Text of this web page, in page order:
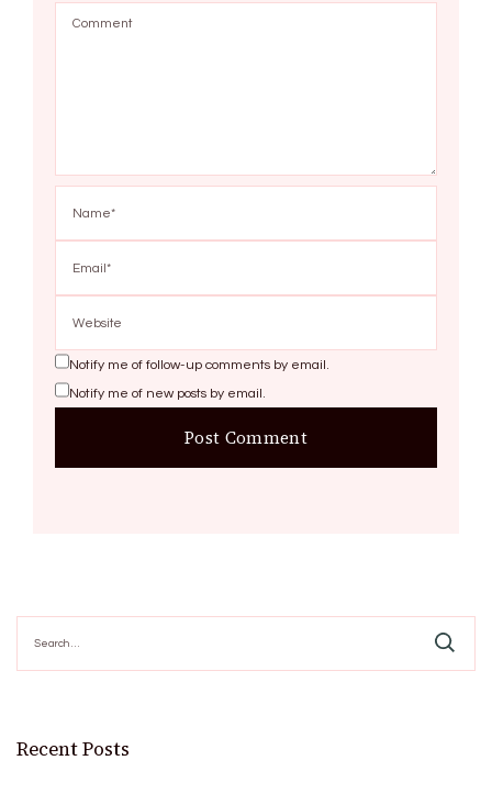
Notify me of follow-up comments by email.
Notify me of new posts by email.
for:
Recent Posts